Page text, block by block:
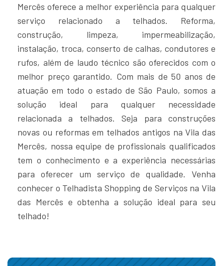
Mercês oferece a melhor experiência para qualquer
serviço relacionado a telhados. Reforma,
construção, limpeza, impermeabilização,
instalação, troca, conserto de calhas, condutores e
rufos, além de laudo técnico são oferecidos com o
melhor preço garantido. Com mais de 50 anos de
atuação em todo o estado de São Paulo, somos a
solução ideal para qualquer necessidade
relacionada a telhados. Seja para construções
novas ou reformas em telhados antigos na Vila das
Mercês, nossa equipe de profissionais qualificados
tem o conhecimento e a experiência necessárias
para oferecer um serviço de qualidade. Venha
conhecer o Telhadista Shopping de Serviços na Vila
das Mercês e obtenha a solução ideal para seu
telhado!